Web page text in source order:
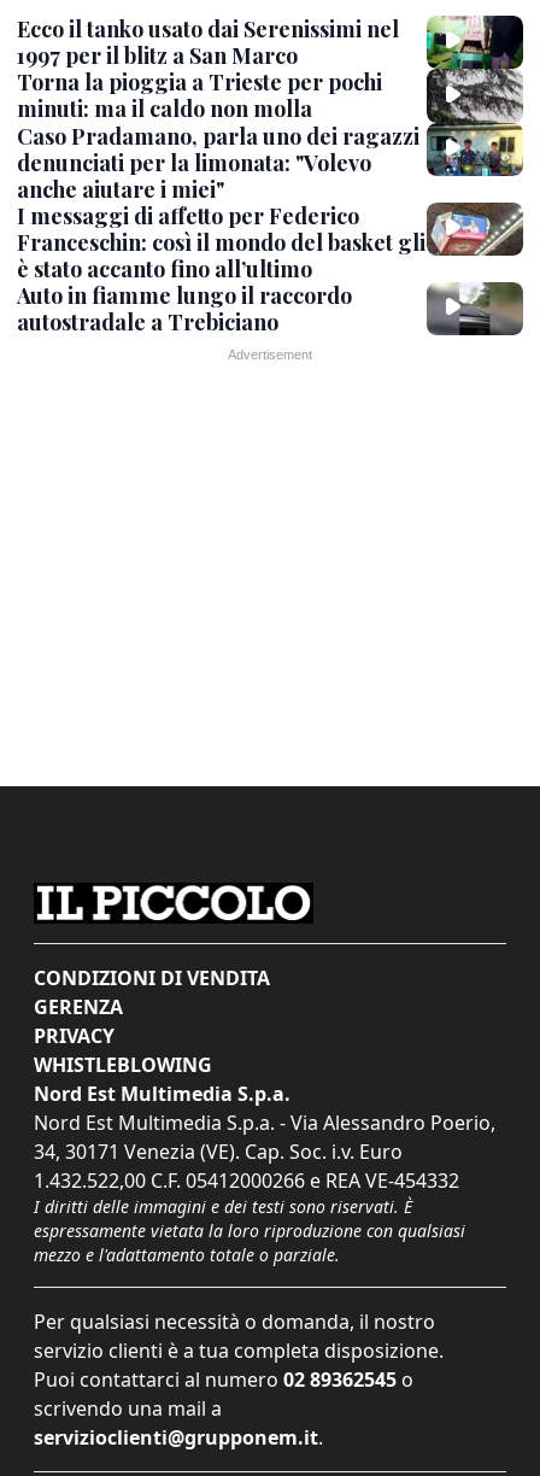
Ecco il tanko usato dai Serenissimi nel
1997 per il blitz a San Marco
Torna la pioggia a Trieste per pochi
minuti: ma il caldo non molla
Caso Pradamano, parla uno dei ragazzi
denunciati per la limonata: "Volevo
anche aiutare i miei"
I messaggi di affetto per Federico
Franceschin: così il mondo del basket gli
è stato accanto fino all’ultimo
Auto in fiamme lungo il raccordo
autostradale a Trebiciano
CONDIZIONI DI VENDITA
GERENZA
PRIVACY
WHISTLEBLOWING
Nord Est Multimedia S.p.a.
Nord Est Multimedia S.p.a. - Via Alessandro Poerio,
34, 30171 Venezia (VE). Cap. Soc. i.v. Euro
1.432.522,00 C.F. 05412000266 e REA VE-454332
I diritti delle immagini e dei testi sono riservati. È
espressamente vietata la loro riproduzione con qualsiasi
mezzo e l'adattamento totale o parziale.
Per qualsiasi necessità o domanda, il nostro
servizio clienti è a tua completa disposizione.
Puoi contattarci al numero 02 89362545 o
scrivendo una mail a
servizioclienti@grupponem.it.